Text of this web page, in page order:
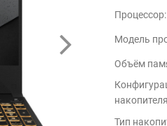
Процессор:
Модель
Объём
Тип